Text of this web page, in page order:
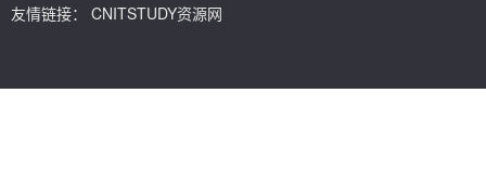
友情链接：
CNITSTUDY资源网